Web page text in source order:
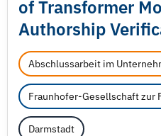
of Transformer
Authorship
Abschlussarbeit im
Darmstadt